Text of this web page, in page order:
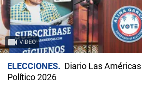
VIDEO
ELECCIONES
Diario Las
Político 2026